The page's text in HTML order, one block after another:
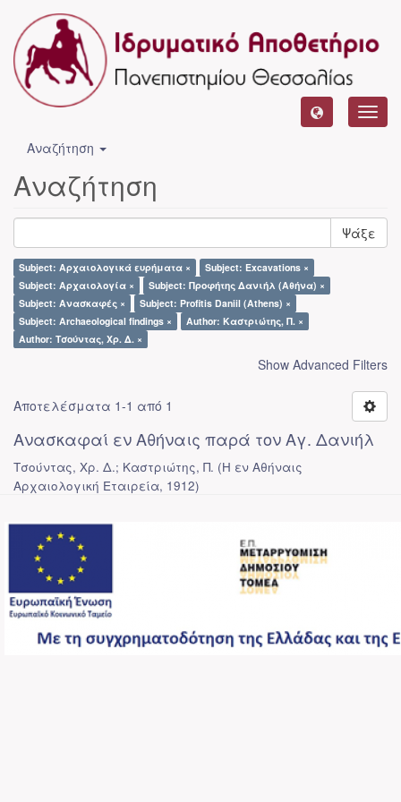
Αναζήτηση
Αναζήτηση
Ψάξε
Subject: Αρχαιολογικά ευρήματα ×
Subject: Excavations ×
Subject: Αρχαιολογία ×
Subject: Προφήτης Δανιήλ (Αθήνα) ×
Subject: Ανασκαφές ×
Subject: Profitis Daniil (Athens) ×
Subject: Archaeological findings ×
Author: Καστριώτης, Π. ×
Author: Τσούντας, Χρ. Δ. ×
Show Advanced Filters
Αποτελέσματα 1-1 από 1
Ανασκαφαί εν Αθήναις παρά τον Αγ. Δανιήλ
Τσούντας, Χρ. Δ.; Καστριώτης, Π. (Η εν Αθήναις
Αρχαιολογική Εταιρεία, 1912)